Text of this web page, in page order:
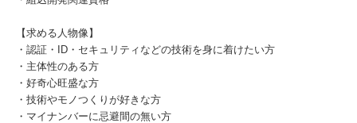
【求める人物像】
・認証・ID・セキュリティなどの技術を身に着けたい方
・主体性のある方
・好奇心旺盛な方
・技術やモノつくりが好きな方
・マイナンバーに忌避間の無い方